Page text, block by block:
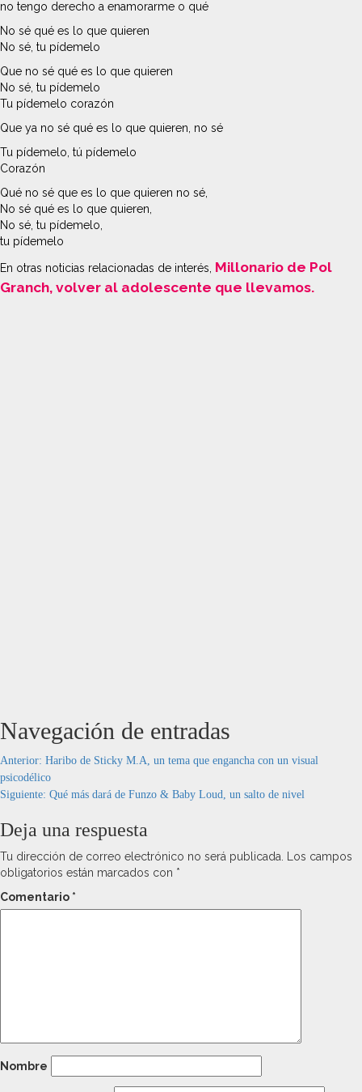
no tengo derecho a enamorarme o qué
No sé qué es lo que quieren
No sé, tu pídemelo
Que no sé qué es lo que quieren
No sé, tu pídemelo
Tu pídemelo corazón
Que ya no sé qué es lo que quieren, no sé
Tu pídemelo, tú pídemelo
Corazón
Qué no sé que es lo que quieren no sé,
No sé qué es lo que quieren,
No sé, tu pídemelo,
tu pídemelo
En otras noticias relacionadas de interés, Millonario de Pol
Granch, volver al adolescente que llevamos.
Navegación de entradas
Anterior: Haribo de Sticky M.A, un tema que engancha con un visual
psicodélico
Siguiente: Qué más dará de Funzo & Baby Loud, un salto de nivel
Deja una respuesta
Tu dirección de correo electrónico no será publicada. Los campos
obligatorios están marcados con *
Comentario *
Nombre